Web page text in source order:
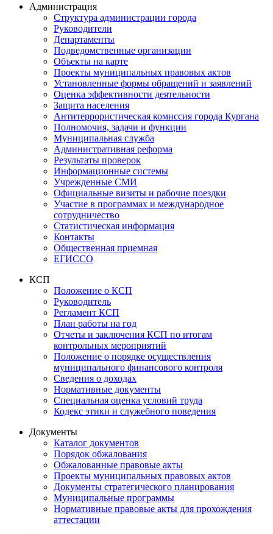
Администрация
Структура администрации города
Руководители
Департаменты
Подведомственные организации
Объекты на карте
Проекты муниципальных правовых актов
Установленные формы обращений и заявлений
Оценка эффективности деятельности
Защита населения
Антитеррористическая комиссия города Кургана
Полномочия, задачи и функции
Муниципальная служба
Административная реформа
Результаты проверок
Информационные системы
Учрежденные СМИ
Официальные визиты и рабочие поездки
Участие в программах и международное
сотрудничество
Статистическая информация
Контакты
Общественная приемная
ЕГИССО
КСП
Положение о КСП
Руководитель
Регламент КСП
План работы на год
Отчеты и заключения КСП по итогам
контрольных мероприятий
Положение о порядке осуществления
муниципального финансового контроля
Сведения о доходах
Нормативные документы
Специальная оценка условий труда
Кодекс этики и служебного поведения
Документы
Каталог документов
Порядок обжалования
Обжалованные правовые акты
Проекты муниципальных правовых актов
Документы стратегического планирования
Муниципальные программы
Нормативные правовые акты для прохождения
аттестации